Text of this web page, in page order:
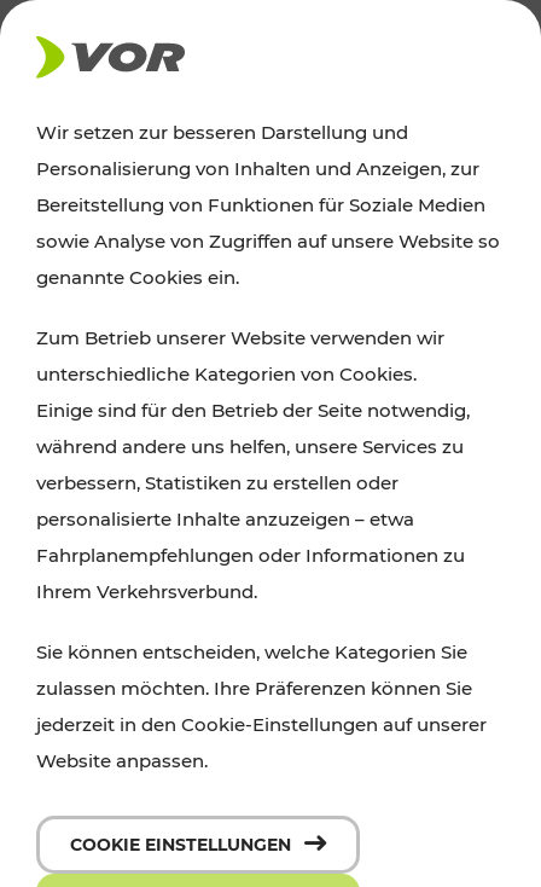
AKTUELLES
Ausflugstipps
Wien, Niederösterreich und das Burgenland
Wanderungen, Kultur und Gastronomie,
Radtouren oder purer Naturgenuss – viele
Attraktionen sind mit den Ticket- und Fahrplan-
Angeboten des VOR gut und schnell erreichbar.
Wir setzen zur besseren Darstellung und
Personalisierung von Inhalten und Anzeigen, zur
Bereitstellung von Funktionen für Soziale Medien
sowie Analyse von Zugriffen auf unsere Website so
genannte Cookies ein.
Zum Betrieb unserer Website verwenden wir
unterschiedliche Kategorien von Cookies.
Einige sind für den Betrieb der Seite notwendig,
während andere uns helfen, unsere Services zu
verbessern, Statistiken zu erstellen oder
personalisierte Inhalte anzuzeigen – etwa
Fahrplanempfehlungen oder Informationen zu
Ihrem Verkehrsverbund.
Sie können entscheiden, welche Kategorien Sie
zulassen möchten. Ihre Präferenzen können Sie
jederzeit in den Cookie-Einstellungen auf unserer
Website anpassen.
COOKIE EINSTELLUNGEN